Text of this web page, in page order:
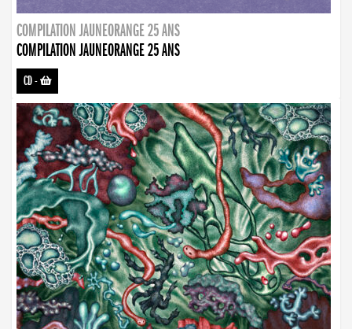
COMPILATION JAUNEORANGE 25 ANS
COMPILATION JAUNEORANGE 25 ANS
CD-